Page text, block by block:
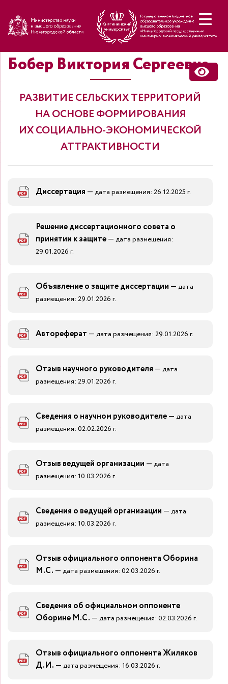
Бобер Виктория Сергеевна
РАЗВИТИЕ СЕЛЬСКИХ ТЕРРИТОРИЙ
НА ОСНОВЕ ФОРМИРОВАНИЯ
ИХ СОЦИАЛЬНО-ЭКОНОМИЧЕСКОЙ
АТТРАКТИВНОСТИ
Диссертация — дата размещения: 26.12.2025 г.
Решение диссертационного совета о
принятии к защите— дата размещения:
29.01.2026 г.
Объявление о защите диссертации — дата
размещения: 29.01.2026 г.
Автореферат — дата размещения: 29.01.2026 г.
Отзыв научного руководителя — дата
размещения: 29.01.2026 г.
Сведения о научном руководителе— дата
размещения: 02.02.2026 г.
Отзыв ведущей организации — дата
размещения: 10.03.2026 г.
Сведения о ведущей организации — дата
размещения: 10.03.2026 г.
Отзыв официального оппонента Оборина
М.С. — дата размещения: 02.03.2026 г.
Сведения об официальном оппоненте
Оборине М.С. — дата размещения: 02.03.2026 г.
Отзыв официального оппонента Жиляков
Д.И. — дата размещения: 16.03.2026 г.